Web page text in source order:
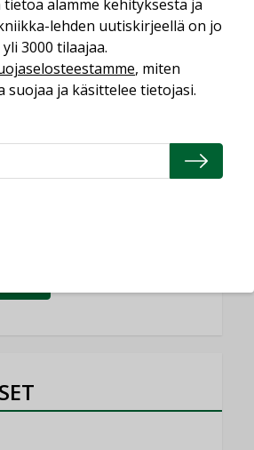
on vailla toimivaa
EPD-dokumenteista
on
alamme kehityksestä ja
lehden uutiskirjeellä on jo
yli 3000 tilaajaa.
, miten
suojaa ja käsittelee tietojasi.